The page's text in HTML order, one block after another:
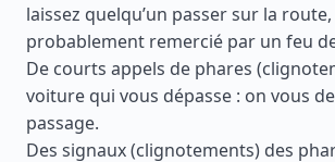
laissez quelqu’un passer sur la
probablement remercié par un feu
De courts appels de phares
voiture qui vous dépasse : on vous
passage.
Des signaux (clignotements) des